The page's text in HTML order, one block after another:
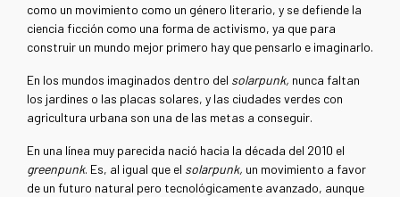
como un movimiento como un género literario, y se defiende la
ciencia ficción como una forma de activismo, ya que para
construir un mundo mejor primero hay que pensarlo e imaginarlo.
En los mundos imaginados dentro del solarpunk, nunca faltan
los jardines o las placas solares, y las ciudades verdes con
agricultura urbana son una de las metas a conseguir.
En una línea muy parecida nació hacia la década del 2010 el
greenpunk. Es, al igual que el solarpunk, un movimiento a favor
de un futuro natural pero tecnológicamente avanzado, aunque